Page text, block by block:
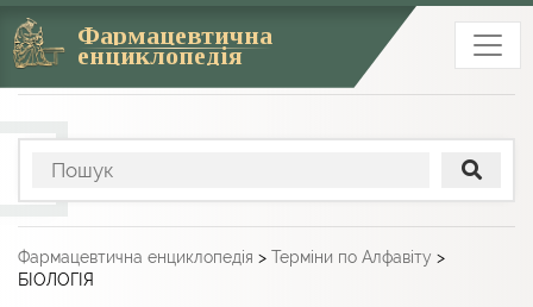
Фармацевтична
енциклопедія
Фармацевтична енциклопедія > Терміни по Алфавіту >
БІОЛОГІЯ